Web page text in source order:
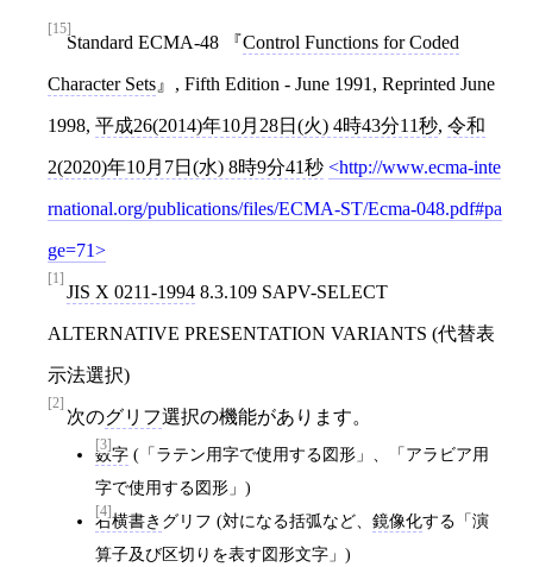
[15]
Standard ECMA-48 Control Functions for Coded
Character Sets , Fifth Edition - June 1991, Reprinted June
1998, 平成26(2014)年10月28日(火) 4時43分11秒, 令和
2(2020)年10月7日(水) 8時9分41秒 http://www.ecma-inte
rnational.org/publications/files/ECMA-ST/Ecma-048.pdf#pa
ge=71
[1]
JIS X 0211-1994 8.3.109 SAPV-SELECT
ALTERNATIVE PRESENTATION VARIANTS (代替表
示法選択)
[2]
次のグリフ選択の機能があります。
[3]
数字 (「ラテン用字で使用する図形」、「アラビア用
字で使用する図形」)
[4]
右横書き グリフ (対になる括弧など、 鏡像化する「演
算子及び区切りを表す図形文字」)